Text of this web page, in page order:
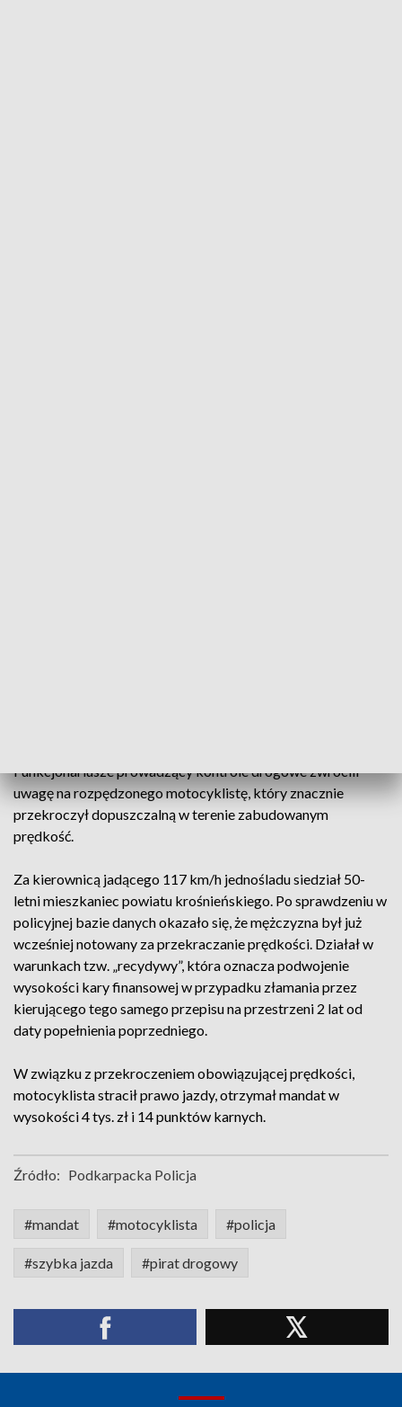
Funkcjonariusze prowadzący kontrole drogowe zwrócili
uwagę na rozpędzonego motocyklistę, który znacznie
przekroczył dopuszczalną w terenie zabudowanym
prędkość.
Za kierownicą jadącego 117 km/h jednośladu siedział 50-
letni mieszkaniec powiatu krośnieńskiego. Po sprawdzeniu w
policyjnej bazie danych okazało się, że mężczyzna był już
wcześniej notowany za przekraczanie prędkości. Działał w
warunkach tzw. „recydywy”, która oznacza podwojenie
wysokości kary finansowej w przypadku złamania przez
kierującego tego samego przepisu na przestrzeni 2 lat od
daty popełnienia poprzedniego.
W związku z przekroczeniem obowiązującej prędkości,
motocyklista stracił prawo jazdy, otrzymał mandat w
wysokości 4 tys. zł i 14 punktów karnych.
Źródło: Podkarpacka Policja
#mandat #motocyklista #policja
#szybka jazda #pirat drogowy